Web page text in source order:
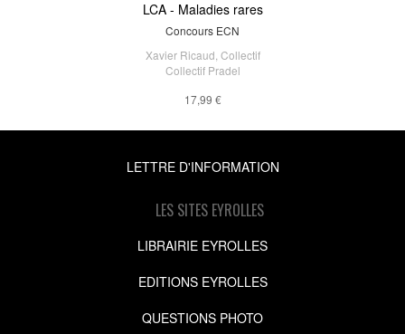
LCA - Maladies rares
Concours ECN
Xavier Ricaud Collectif
Collectif Pradel
17,99 €
LETTRE D'INFORMATION
LES SITES EYROLLES
LIBRAIRIE EYROLLES
EDITIONS EYROLLES
QUESTIONS PHOTO